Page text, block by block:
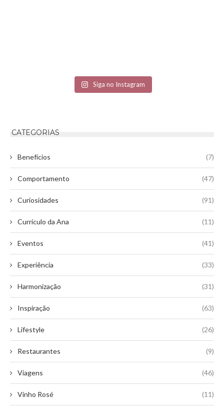
Siga no Instagram
CATEGORIAS
Benefícios (7)
Comportamento (47)
Curiosidades (91)
Currículo da Ana (11)
Eventos (41)
Experiência (33)
Harmonização (31)
Inspiração (63)
Lifestyle (26)
Restaurantes (9)
Viagens (46)
Vinho Rosé (11)